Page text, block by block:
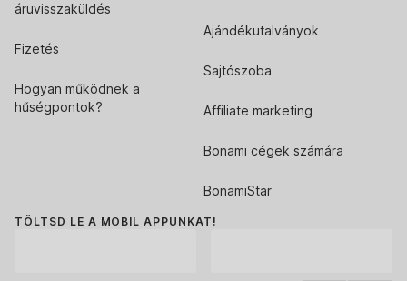
áruvisszaküldés
Fizetés
Hogyan működnek a
hűségpontok?
Ajándékutalványok
Sajtószoba
Affiliate marketing
Bonami cégek számára
BonamiStar
TÖLTSD LE A MOBIL APPUNKAT!